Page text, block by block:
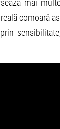
mai
comoară